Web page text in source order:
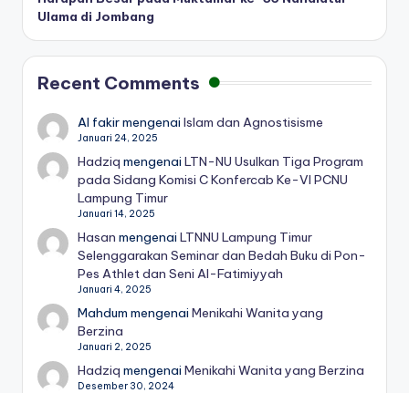
Ulama di Jombang
Recent Comments
Al fakirmengenaiIslam dan Agnostisisme
Januari 24, 2025
Hadziq mengenaiLTN-NU Usulkan Tiga Program
pada Sidang Komisi C Konfercab Ke-VI PCNU
Lampung Timur
Januari 14, 2025
Hasan mengenaiLTNNU Lampung Timur
Selenggarakan Seminar dan Bedah Buku di Pon-
Pes Athlet dan Seni Al-Fatimiyyah
Januari 4, 2025
Mahdum mengenaiMenikahi Wanita yang
Berzina
Januari 2, 2025
Hadziq mengenaiMenikahi Wanita yang Berzina
Desember 30, 2024